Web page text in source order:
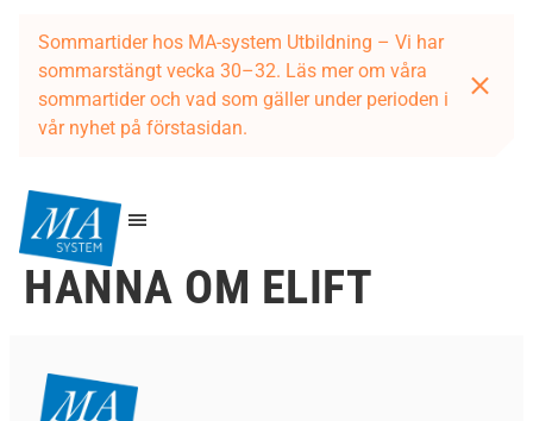
Sommartider hos MA-system Utbildning – Vi har
sommarstängt vecka 30–32. Läs mer om våra
sommartider och vad som gäller under perioden i
vår nyhet på förstasidan.
HANNA OM ELIFT